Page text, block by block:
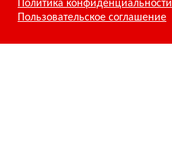
Политика конфиденциальности
Пользовательское соглашение